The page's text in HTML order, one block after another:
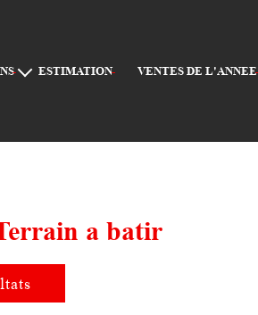
ESTIMATION VENTES DE L'ANNEE
a batir